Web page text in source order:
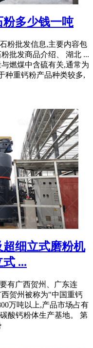
多少钱一吨
粉批发信息,主要内容包
批发商品介绍、 湖北 ...
燃煤中含硫有关,通常为
种重钙粉产品种类较多,
细立式磨粉机
...
有广西贺州、广东连
贺州被称为"中国重钙
万吨以上,产品市场占有
酸钙粉体生产基地。 第